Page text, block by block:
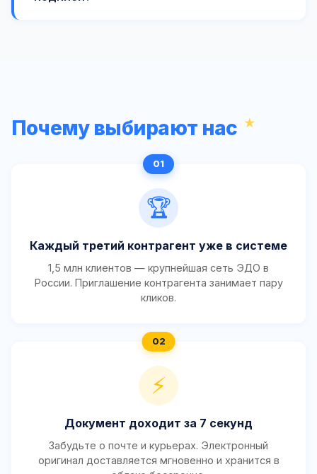
Почему выбирают нас
🏆
Каждый третий контрагент уже в системе
1,5 млн клиентов — крупнейшая сеть ЭДО в
России. Приглашение контрагента занимает пару
кликов.
⚡
Документ доходит за 7 секунд
Забудьте о почте и курьерах. Электронный
оригинал доставляется мгновенно и хранится в